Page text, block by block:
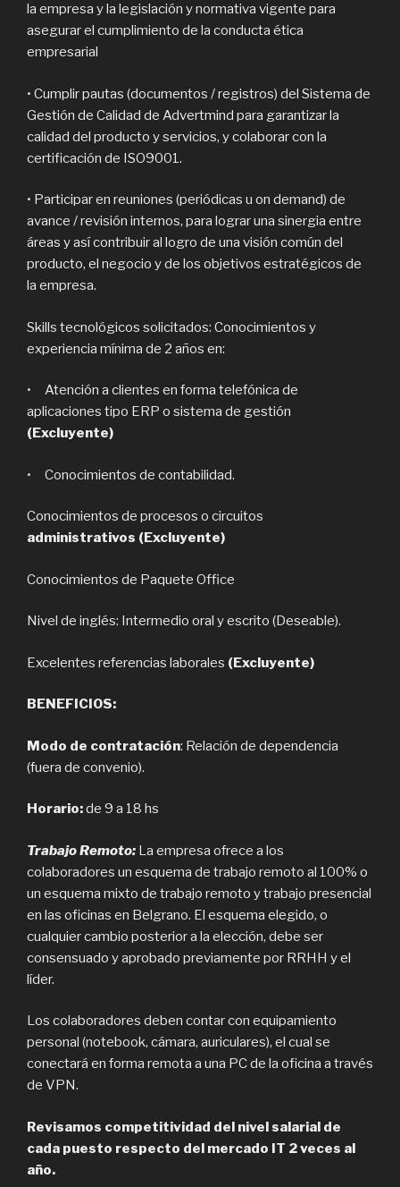
la empresa y la legislación y normativa vigente para
asegurar el cumplimiento de la conducta ética
empresarial
• Cumplir pautas (documentos / registros) del Sistema de
Gestión de Calidad de Advertmind para garantizar la
calidad del producto y servicios, y colaborar con la
certificación de ISO9001.
• Participar en reuniones (periódicas u on demand) de
avance / revisión internos, para lograr una sinergia entre
áreas y así contribuir al logro de una visión común del
producto, el negocio y de los objetivos estratégicos de
la empresa.
Skills tecnológicos solicitados: Conocimientos y
experiencia mínima de 2 años en:
• Atención a clientes en forma telefónica de
aplicaciones tipo ERP o sistema de gestión
(Excluyente)
• Conocimientos de contabilidad.
Conocimientos de procesos o circuitos
administrativos (Excluyente)
Conocimientos de Paquete Office
Nivel de inglés: Intermedio oral y escrito (Deseable).
Excelentes referencias laborales (Excluyente)
BENEFICIOS:
Modo de contratación: Relación de dependencia
(fuera de convenio).
Horario:de 9 a 18 hs
Trabajo Remoto: La empresa ofrece a los
colaboradores un esquema de trabajo remoto al 100% o
un esquema mixto de trabajo remoto y trabajo presencial
en las oficinas en Belgrano. El esquema elegido, o
cualquier cambio posterior a la elección, debe ser
consensuado y aprobado previamente por RRHH y el
líder.
Los colaboradores deben contar con equipamiento
personal (notebook, cámara, auriculares), el cual se
conectará en forma remota a una PC de la oficina a través
de VPN.
Revisamos competitividad del nivel salarial de
cada puesto respecto del mercado IT 2 veces al
año.